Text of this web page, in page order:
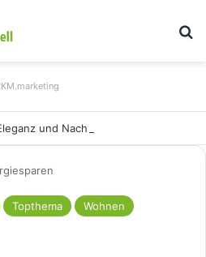
Topthema Wohnen